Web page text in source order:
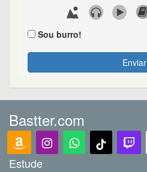
Sou burro!
Enviar
Bastter.com
Estude